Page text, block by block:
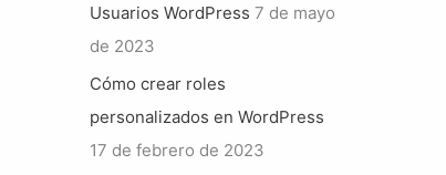
Usuarios WordPress 7 de mayo
de 2023
Cómo crear roles
personalizados en WordPress
17 de febrero de 2023